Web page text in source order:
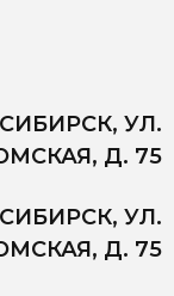
УЛ.
Д. 75
УЛ.
Д. 75